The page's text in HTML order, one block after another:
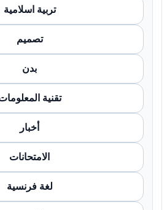
تربية اسلامية
تصميم
بدن
تقنية المعلومات
أخبار
الامتحانات
لغة فرنسية